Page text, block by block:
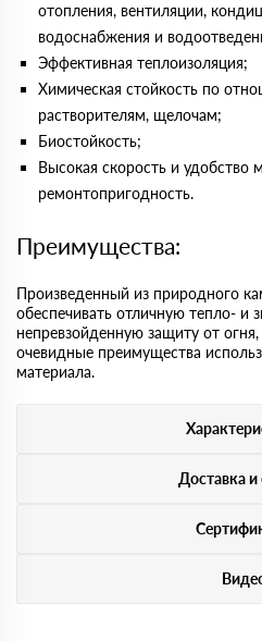
отопления, вентиляции,
водоснабжения и
Эффективная теплоизоляция;
Химическая стойкость по
растворителям, щелочам;
Биостойкость;
Высокая скорость и удобство
ремонтопригодность.
Преимущества:
Произведенный из природного
обеспечивать отличную тепло- и
непревзойденную защиту от
очевидные преимущества
материала.
Доставка и